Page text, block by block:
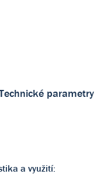
parametry
a využití: